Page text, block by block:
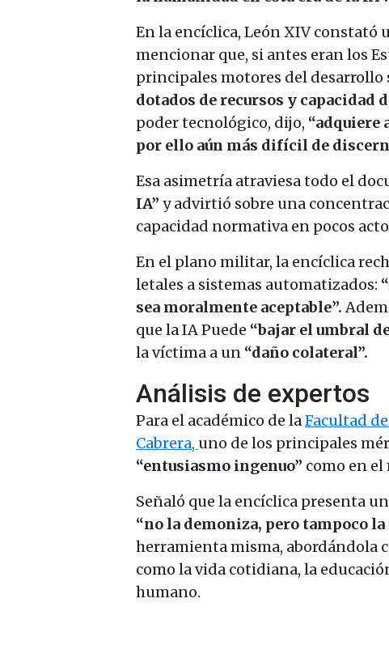
En la encíclica, León XIV constató
mencionar que, si antes eran los
principales motores del desarrollo
dotados de recursos y capacidad
poder tecnológico, dijo,
por ello aún más difícil de
Esa asimetría atraviesa todo el
IA” y advirtió sobre una
capacidad normativa en pocos
En el plano militar, la encíclica
letales a sistemas automatizados:
sea moralmente aceptable”.
que la IA Puede “bajar el umbral
la víctima a un “daño colateral”.
Análisis de expertos
Para el académico de laFacultad
Cabrera, uno de los principales
“entusiasmo ingenuo” como en el
Señaló que la encíclica presenta
“no la demoniza, pero tampoco
herramienta misma, abordándola
como la vida cotidiana, la
humano.